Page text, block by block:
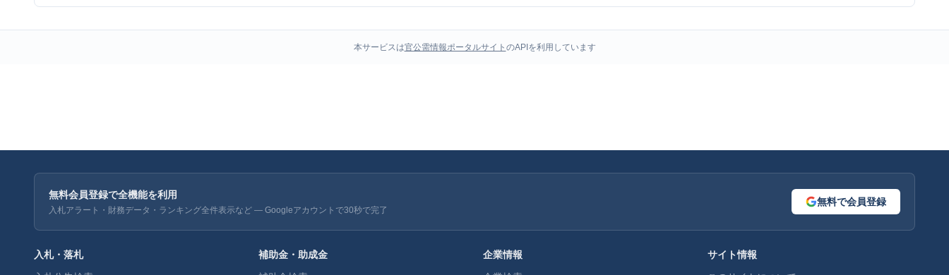
本サービスは官公需情報ポータルサイト のAPIを利用しています
無料会員登録で全機能を利用
入札アラート・財務データ・ランキング全件表示など — Googleアカウントで30秒で完了
無料で会員登録
入札・落札
補助金・助成金
企業情報
サイト情報